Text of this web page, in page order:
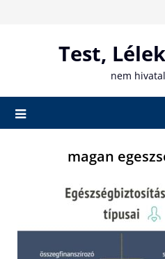
Test,
nem
magan